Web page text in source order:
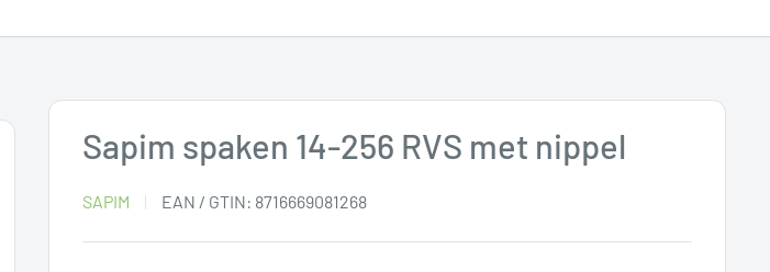
Sapim spaken 14-256 RVS met nippel
SAPIM EAN / GTIN: 8716669081268